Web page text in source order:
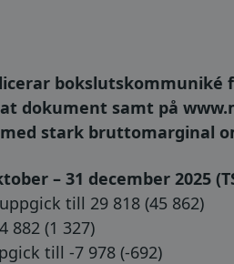
dokument samt på
stark bruttomarginal
– 31 december 2025
till 29 818 (45 862)
882 (1 327)
till -7 978 (-692)